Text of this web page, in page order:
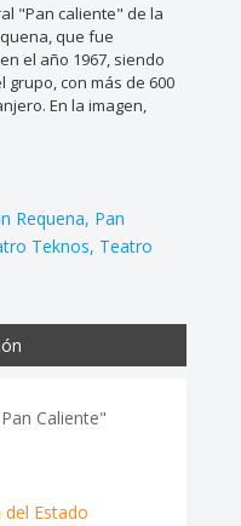
"Pan caliente" de la
que fue
el año 1967, siendo
con más de 600
En la imagen,
Requena Pan
Teknos Teatro
Caliente"
del Estado